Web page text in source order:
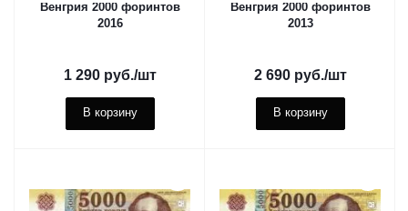
Венгрия 2000 форинтов
2016
1 290руб./шт
В корзину
Венгрия 2000 форинтов
2013
2 690руб./шт
В корзину